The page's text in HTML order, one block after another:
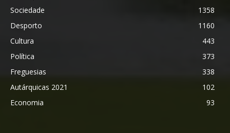
Sociedade
1358
Desporto
1160
Cultura
443
Política
373
Freguesias
338
Autárquicas 2021
102
Economia
93